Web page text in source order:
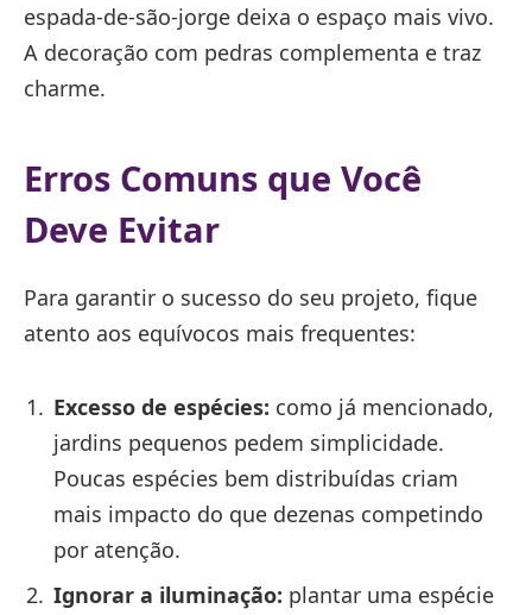
espada-de-são-jorge deixa o espaço mais vivo.
A decoração com pedras complementa e traz
charme.
Erros Comuns que Você
Deve Evitar
Para garantir o sucesso do seu projeto, fique
atento aos equívocos mais frequentes:
Excesso de espécies: como já mencionado,
jardins pequenos pedem simplicidade.
Poucas espécies bem distribuídas criam
mais impacto do que dezenas competindo
por atenção.
Ignorar a iluminação: plantar uma espécie